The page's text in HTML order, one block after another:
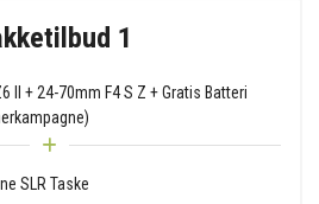
1
II + 24-70mm F4 S Z + Gratis Batteri
SLR Taske